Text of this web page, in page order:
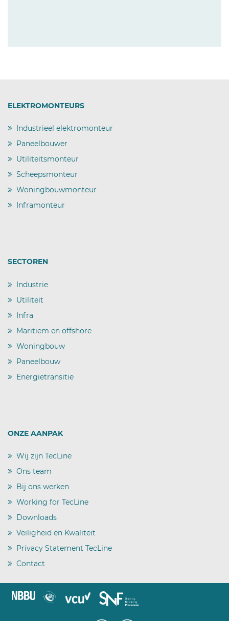
ELEKTROMONTEURS
) Industrieel elektromonteur
) Paneelbouwer
) Utiliteitsmonteur
) Scheepsmonteur
) Woningbouwmonteur
) Inframonteur
SECTOREN
) Industrie
) Utiliteit
) Infra
) Maritiem en offshore
) Woningbouw
) Paneelbouw
) Energietransitie
ONZE AANPAK
) Wij zijn TecLine
) Ons team
) Bij ons werken
) Working for TecLine
) Downloads
) Veiligheid en Kwaliteit
) Privacy Statement TecLine
) Contact